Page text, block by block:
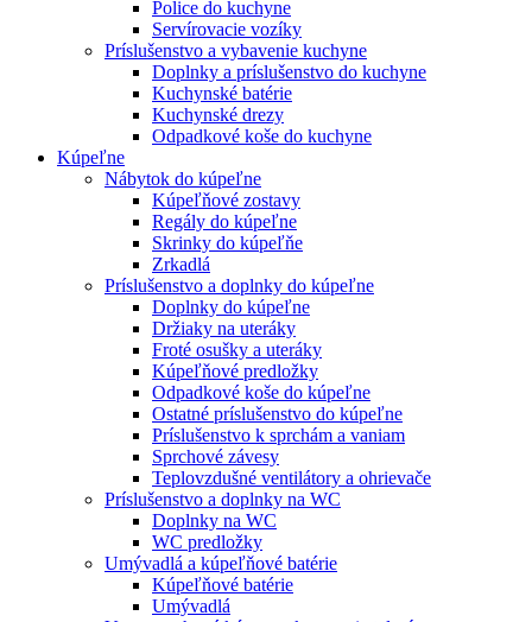
Police do kuchyne
Servírovacie vozíky
Príslušenstvo a vybavenie kuchyne
Doplnky a príslušenstvo do kuchyne
Kuchynské batérie
Kuchynské drezy
Odpadkové koše do kuchyne
Kúpeľne
Nábytok do kúpeľne
Kúpeľňové zostavy
Regály do kúpeľne
Skrinky do kúpeľňe
Zrkadlá
Príslušenstvo a doplnky do kúpeľne
Doplnky do kúpeľne
Držiaky na uteráky
Froté osušky a uteráky
Kúpeľňové predložky
Odpadkové koše do kúpeľne
Ostatné príslušenstvo do kúpeľne
Príslušenstvo k sprchám a vaniam
Sprchové závesy
Teplovzdušné ventilátory a ohrievače
Príslušenstvo a doplnky na WC
Doplnky na WC
WC predložky
Umývadlá a kúpeľňové batérie
Kúpeľňové batérie
Umývadlá